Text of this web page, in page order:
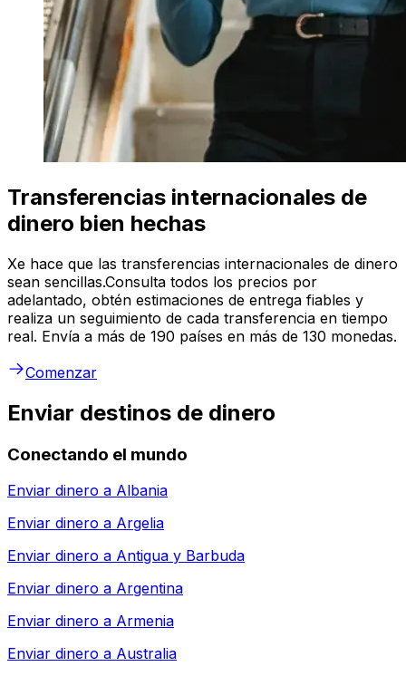
Transferencias internacionales de
dinero bien hechas
Xe hace que las transferencias internacionales de dinero
sean sencillas.Consulta todos los precios por
adelantado, obtén estimaciones de entrega fiables y
realiza un seguimiento de cada transferencia en tiempo
real. Envía a más de 190 países en más de 130 monedas.
Comenzar
Enviar destinos de dinero
Conectando el mundo
Enviar dinero a Albania
Enviar dinero a Argelia
Enviar dinero a Antigua y Barbuda
Enviar dinero a Argentina
Enviar dinero a Armenia
Enviar dinero a Australia